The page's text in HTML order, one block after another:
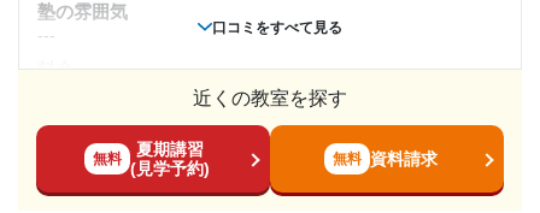
未達成
志望校と合格状況
---
中学2年
受講コース
口コミをすべて見る
塾の雰囲気
---
コース・カリキュラム
週2コース
講師の教え方
近くの教室を探す
無料
夏期講習
(見学予約)
無料 資料請求